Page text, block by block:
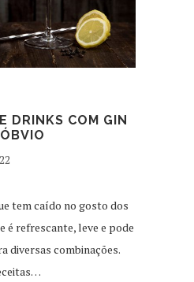
DRINKS COM GIN
tem caído no gosto dos
é refrescante, leve e pode
diversas combinações.